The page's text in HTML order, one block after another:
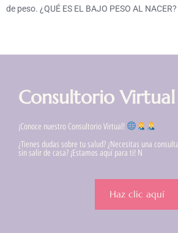
de peso. ¿QUÉ ES EL BAJO PESO AL
Consultorio Virtual
¡Conoce nuestro Consultorio Virtual!
¿Tienes dudas sobre tu salud? ¿Necesitas una
sin salir de casa? ¡Estamos aquí para ti! N
Haz clic aquí